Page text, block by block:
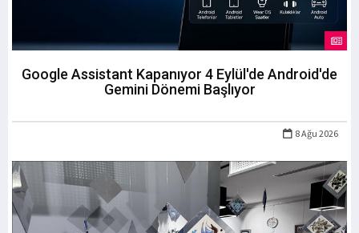
Google Assistant Kapanıyor 4 Eylül'de Android'de
Gemini Dönemi Başlıyor
8 Ağu 2026